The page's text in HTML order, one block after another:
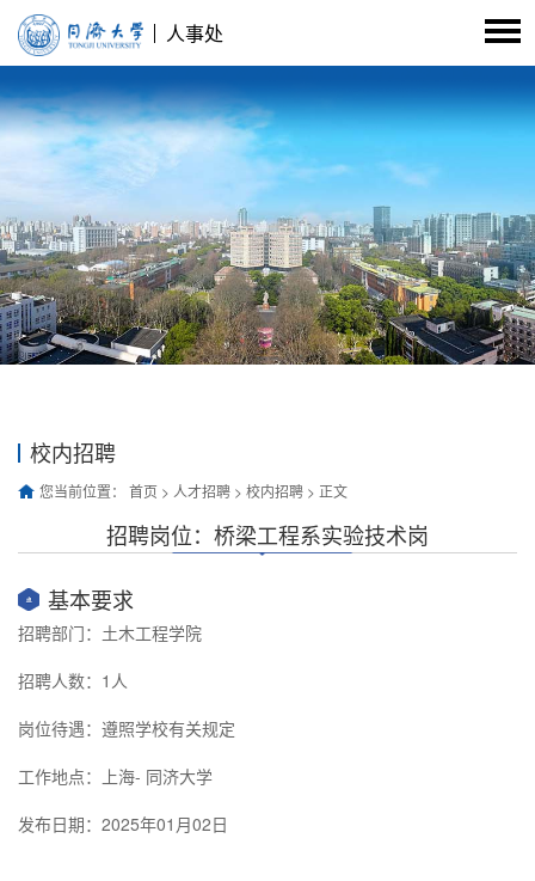
人事处
校内招聘
您当前位置： 首页 > 人才招聘 > 校内招聘 > 正文
招聘岗位：桥梁工程系实验技术岗
基本要求
招聘部门：土木工程学院
招聘人数：1人
岗位待遇：遵照学校有关规定
工作地点：上海- 同济大学
发布日期：2025年01月02日